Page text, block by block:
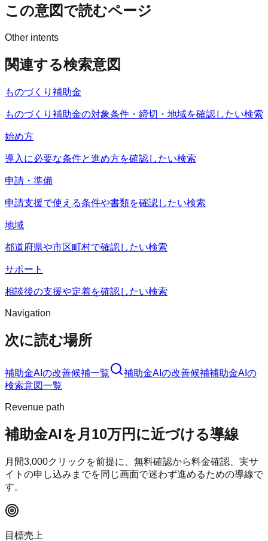
この意図で読むページ
Other intents
関連する検索意図
ものづくり補助金
ものづくり補助金の対象条件・締切・地域を確認したい検索
始め方
導入に必要な条件と進め方を確認したい検索
申請・準備
申請支援で使える条件や書類を確認したい検索
地域
都道府県や市区町村で確認したい検索
サポート
相談後の支援や定着を確認したい検索
Navigation
次に読む場所
補助金AI の改善候補一覧 補助金AI の改善候補補助金AI の
検索意図一覧
Revenue path
補助金AIを月10万円に近づける導線
月間3,000クリックを前提に、無料確認から料金確認、実サ
イトの申し込みまでを同じ画面で迷わず進めるための導線で
す。
目標売上